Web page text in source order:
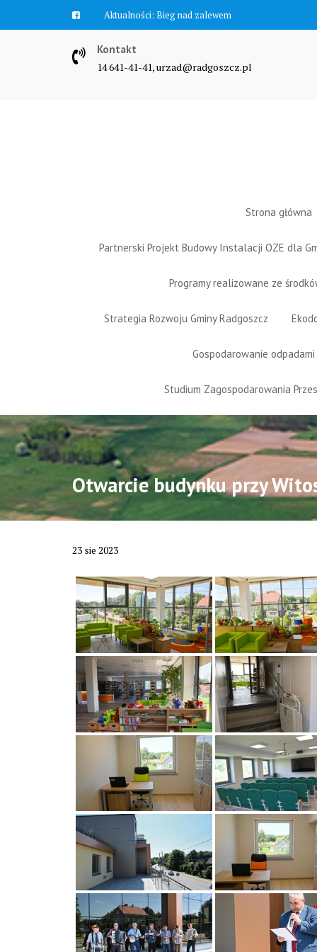
Aktualności: Bieg nad zalewem
Kontakt
14 641-41-41, urzad@radgoszcz.pl
Strona główna
Partnerski Projekt Budowy Instalacji OZE dla
Programy realizowane ze
Strategia Rozwoju Gminy Radgoszcz
Gospodarowanie odpadami
Studium Zagospodarowania
Otwarcie budynku przy
23 sie 2023